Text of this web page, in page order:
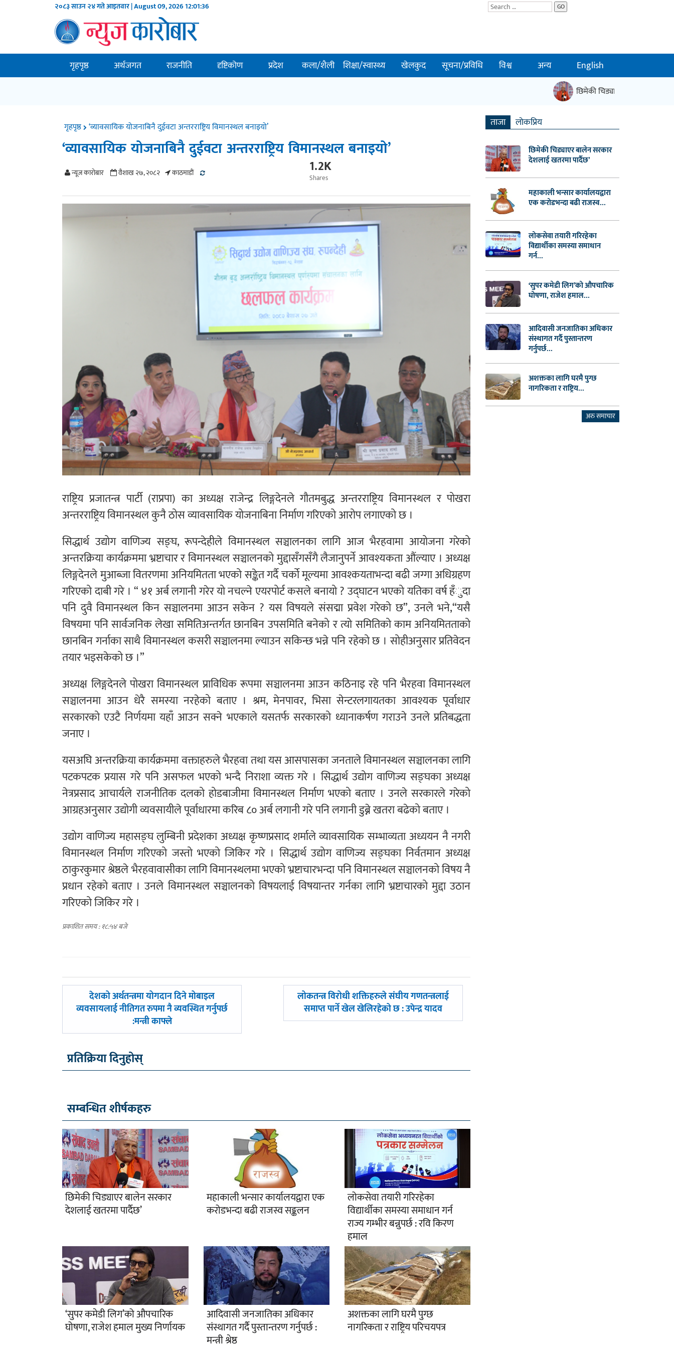
२०८३ साउन २४ गते आइतवार | August 09, 202612:01:37 GO
गृहपृष्ठ अर्थजगत राजनीति दृष्टिकोण प्रदेश कला/शैली शिक्षा/स्वास्थ्य खेलकुद सूचना/प्रविधि विश्व अन्य English
छिमेकी चिड्याएर बालेन सरकार
गृहपृष्ठ ‘व्यावसायिक योजनाबिनै दुईवटा अन्तरराष्ट्रिय विमानस्थल बनाइयो’
‘व्यावसायिक योजनाबिनै दुईवटा अन्तरराष्ट्रिय विमानस्थल बनाइयो’
न्यूज काराेबार वैशाख २७, २०८२ काठमाडाैं 1.2K
Shares
राष्ट्रिय प्रजातन्त्र पार्टी (राप्रपा) का अध्यक्ष राजेन्द्र लिङ्गदेनले गौतमबुद्ध अन्तरराष्ट्रिय विमानस्थल र पोखरा
अन्तरराष्ट्रिय विमानस्थल कुनै ठोस व्यावसायिक योजनाबिना निर्माण गरिएको आरोप लगाएको छ ।
सिद्धार्थ उद्योग वाणिज्य सङ्घ, रूपन्देहीले विमानस्थल सञ्चालनका लागि आज भैरहवामा आयोजना गरेको
अन्तरक्रिया कार्यक्रममा भ्रष्टाचार र विमानस्थल सञ्चालनको मुद्दासँगसँगै लैजानुपर्ने आवश्यकता औंल्याए । अध्यक्ष
लिङ्गदेनले मुआब्जा वितरणमा अनियमितता भएको सङ्केत गर्दै चर्को मूल्यमा आवश्कयताभन्दा बढी जग्गा अधिग्रहण
गरिएको दाबी गरे । “ ४१ अर्ब लगानी गरेर यो नचल्ने एयरपोर्ट कसले बनायो ? उद्घाटन भएको यतिका वर्ष हँुदा
पनि दुवै विमानस्थल किन सञ्चालनमा आउन सकेन ? यस विषयले संसद्मा प्रवेश गरेको छ”, उनले भने,“यसै
विषयमा पनि सार्वजनिक लेखा समितिअन्तर्गत छानबिन उपसमिति बनेको र त्यो समितिको काम अनियमितताको
छानबिन गर्नाका साथै विमानस्थल कसरी सञ्चालनमा ल्याउन सकिन्छ भन्ने पनि रहेको छ । सोहीअनुसार प्रतिवेदन
तयार भइसकेको छ ।”
अध्यक्ष लिङ्गदेनले पोखरा विमानस्थल प्राविधिक रूपमा सञ्चालनमा आउन कठिनाइ रहे पनि भैरहवा विमानस्थल
सञ्चालनमा आउन धेरै समस्या नरहेको बताए । श्रम, मेनपावर, भिसा सेन्टरलगायतका आवश्यक पूर्वाधार
सरकारको एउटै निर्णयमा यहाँ आउन सक्ने भएकाले यसतर्फ सरकारको ध्यानाकर्षण गराउने उनले प्रतिबद्धता
जनाए ।
यसअघि अन्तरक्रिया कार्यक्रममा वक्ताहरुले भैरहवा तथा यस आसपासका जनताले विमानस्थल सञ्चालनका लागि
पटकपटक प्रयास गरे पनि असफल भएको भन्दै निराशा व्यक्त गरे । सिद्धार्थ उद्योग वाणिज्य सङ्घका अध्यक्ष
नेत्रप्रसाद आचार्यले राजनीतिक दलको होडबाजीमा विमानस्थल निर्माण भएको बताए । उनले सरकारले गरेको
आग्रहअनुसार उद्योगी व्यवसायीले पूर्वाधारमा करिब ८० अर्ब लगानी गरे पनि लगानी डुब्ने खतरा बढेको बताए ।
उद्योग वाणिज्य महासङ्घ लुम्बिनी प्रदेशका अध्यक्ष कृष्णप्रसाद शर्माले व्यावसायिक सम्भाव्यता अध्ययन नै नगरी
विमानस्थल निर्माण गरिएको जस्तो भएको जिकिर गरे । सिद्धार्थ उद्योग वाणिज्य सङ्घका निर्वतमान अध्यक्ष
ठाकुरकुमार श्रेष्ठले भैरहवावासीका लागि विमानस्थलमा भएको भ्रष्टाचारभन्दा पनि विमानस्थल सञ्चालनको विषय नै
प्रधान रहेको बताए । उनले विमानस्थल सञ्चालनको विषयलाई विषयान्तर गर्नका लागि भ्रष्टाचारको मुद्दा उठान
गरिएको जिकिर गरे ।
प्रकाशित समय : १८:५४ बजे
पछिल्लाे
-
देशको अर्थतन्त्रमा योगदान दिने मोबाइल
व्यवसायलाई नीतिगत रुपमा नै व्यवस्थित गर्नुपर्छ
:मन्त्री काफ्ले
अघिल्लाे
लोकतन्त्र विरोधी शक्तिहरुले संघीय गणतन्त्रलाई
समाप्त पार्ने खेल खेलिरहेको छ : उपेन्द्र यादव
प्रतिक्रिया दिनुहोस्
सम्बन्धित शीर्षकहरु
छिमेकी चिड्याएर बालेन सरकार
देशलाई खतरमा पार्दैछ’
महाकाली भन्सार कार्यालयद्वारा एक
करोडभन्दा बढी राजस्व सङ्कलन
लोकसेवा तयारी गरिरहेका
विद्यार्थीका समस्या समाधान गर्न
राज्य गम्भीर बन्नुपर्छ : रवि किरण
हमाल
‘सुपर कमेडी लिग’को औपचारिक
घोषणा, राजेश हमाल मुख्य निर्णायक
आदिवासी जनजातिका अधिकार
संस्थागत गर्दै पुस्तान्तरण गर्नुपर्छ :
मन्त्री श्रेष्ठ
अशक्तका लागि घरमै पुग्छ
नागरिकता र राष्ट्रिय परिचयपत्र
ताजा लाेकप्रिय
छिमेकी चिड्याएर बालेन सरकार
देशलाई खतरमा पार्दैछ’
महाकाली भन्सार कार्यालयद्वारा
एक करोडभन्दा बढी राजस्व...
लोकसेवा तयारी गरिरहेका
विद्यार्थीका समस्या समाधान
गर्न...
‘सुपर कमेडी लिग’को औपचारिक
घोषणा, राजेश हमाल...
आदिवासी जनजातिका अधिकार
संस्थागत गर्दै पुस्तान्तरण
गर्नुपर्छ...
अशक्तका लागि घरमै पुग्छ
नागरिकता र राष्ट्रिय...
अरु समाचार